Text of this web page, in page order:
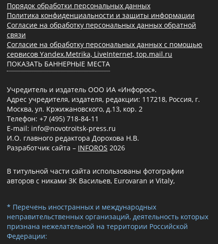
Порядок обработки персональных данных
Политика конфиденциальности и защиты информации
Согласие на обработку персональных данных обратной
связи
Согласие на обработку персональных данных с помощью
сервисов Yandex.Metrika, LiveInternet, top.mail.ru
ПОКАЗАТЬ БАННЕРНЫЕ МЕСТА
Учредитель и издатель ООО ИА «Инфорос».
Адрес учредителя, издателя, редакции: 117218, Россия, г.
Москва, ул. Кржижановского, д.13, кор. 2
Телефон: +7 (495) 718-84-11
E-mail: info@novotroitsk-press.ru
И.О. главного редактора Дорохова Н.В.
Разработчик сайта – INFOROS 2026
В титульной части сайта использованы фотографии
авторов с никами ЗК Васильев, Eurovaran и Vitaly,
* Перечень иностранных и международных
неправительственных организаций, деятельность которых
признана нежелательной на территории Российской
Федерации: